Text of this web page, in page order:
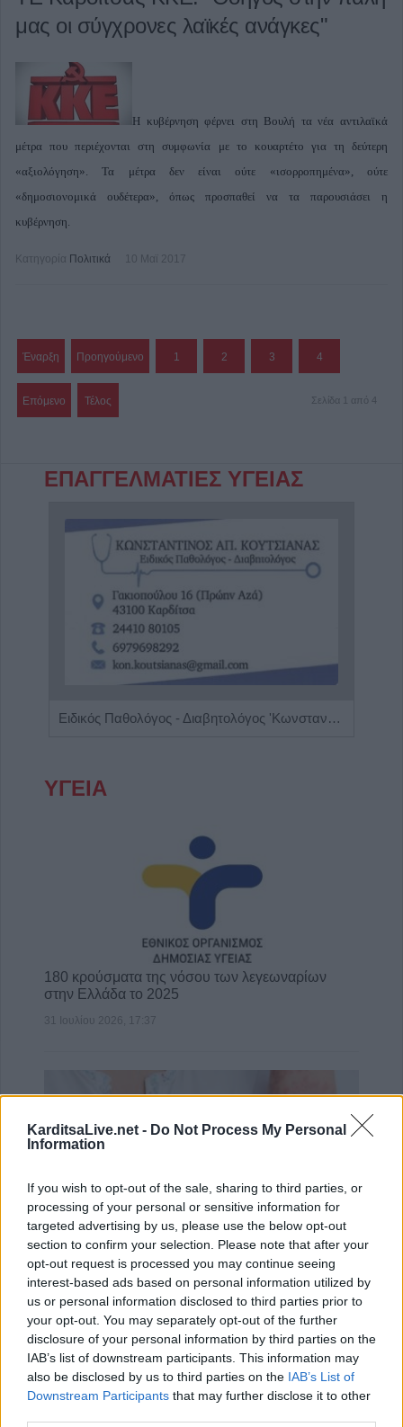
KarditsaLive.net - Do Not Process My Personal
Information
If you wish to opt-out of the sale, sharing to third parties, or
processing of your personal or sensitive information for
targeted advertising by us, please use the below opt-out
section to confirm your selection. Please note that after your
opt-out request is processed you may continue seeing
interest-based ads based on personal information utilized by
us or personal information disclosed to third parties prior to
your opt-out. You may separately opt-out of the further
disclosure of your personal information by third parties on the
IAB’s list of downstream participants. This information may
also be disclosed by us to third parties on the IAB’s List of
Downstream Participants that may further disclose it to other
μας οι σύγχρονες λαϊκές ανάγκες"
Η κυβέρνηση φέρνει στη Βουλή τα νέα αντιλαϊκά
μέτρα που περιέχονται στη συμφωνία με το κουαρτέτο για τη δεύτερη
«αξιολόγηση». Τα μέτρα δεν είναι ούτε «ισορροπημένα», ούτε
«δημοσιονομικά ουδέτερα», όπως προσπαθεί να τα παρουσιάσει η
κυβέρνηση.
Κατηγορία Πολιτικά 10 Μαϊ 2017
Έναρξη Προηγούμενο 1 2 3 4
Επόμενο Τέλος Σελίδα 1 από 4
ΕΠΑΓΓΕΛΜΑΤΙΕΣ ΥΓΕΙΑΣ
Ειδικός Παθολόγος - Διαβητολόγος 'Κωνσταντίνος Απ. Κουτσιανάς"
ΥΓΕΙΑ
180 κρούσματα της νόσου των λεγεωναρίων
στην Ελλάδα το 2025
31 Ιουλίου 2026, 17:37
Ψωρίαση: Τα νέα φάρμακα για την παχυσαρκία
ίσως προσφέρουν πρόσθε…
25 Ιουλίου 2026, 08:29